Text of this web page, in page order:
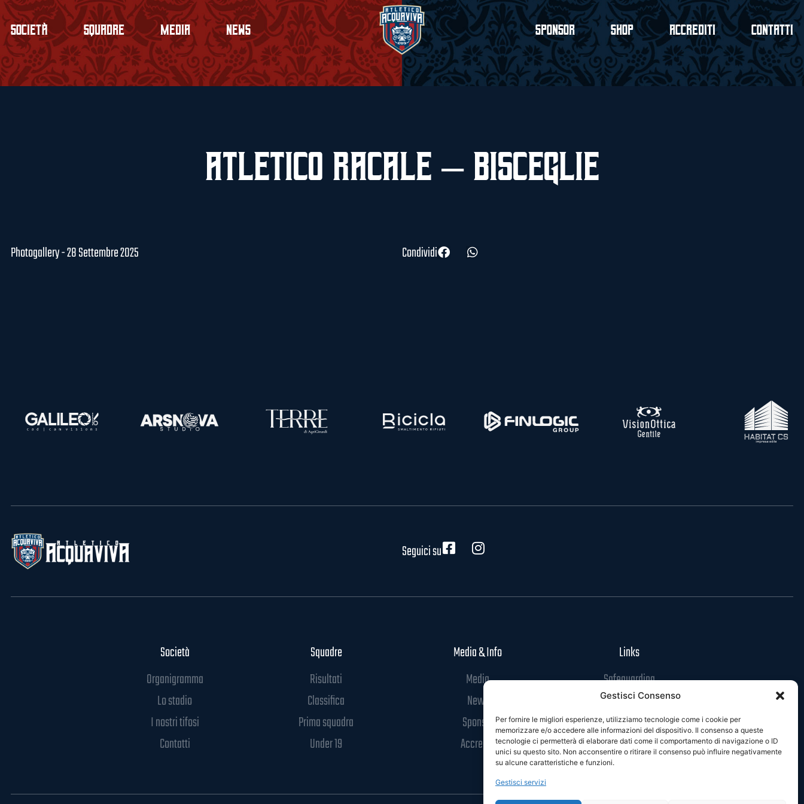
Gestisci Consenso
Per fornire le migliori esperienze, utilizziamo tecnologie come i cookie per
memorizzare e/o accedere alle informazioni del dispositivo. Il consenso a queste
tecnologie ci permetterà di elaborare dati come il comportamento di navigazione o ID
unici su questo sito. Non acconsentire o ritirare il consenso può influire negativamente
su alcune caratteristiche e funzioni.
Gestisci servizi
Società Squadre Media News Sponsor Shop Accrediti Contatti
Atletico Racale – Bisceglie
Photogallery - 28 Settembre 2025 Condividi
Seguici su
Società
Organigramma
Lo stadio
I nostri tifosi
Contatti
Squadre
Risultati
Classifica
Prima squadra
Under 19
Media & Info
Media
News
Sponsor
Accrediti
Links
Safeguarding
Codice di Condotta
Privacy Policy
Cookie Policy